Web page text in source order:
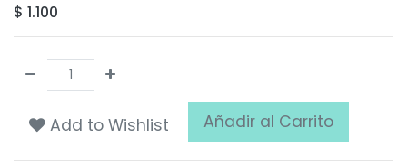
$ 1.100
Add to Wishlist Añadir al Carrito